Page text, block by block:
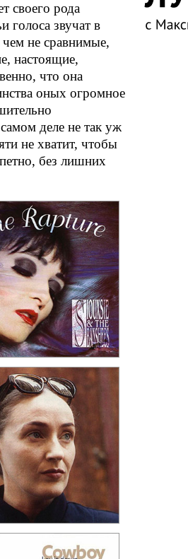
своего рода
голоса звучат в
не сравнимые,
настоящие,
что она
оных огромное
деле не так уж
не хватит, чтобы
без лишних